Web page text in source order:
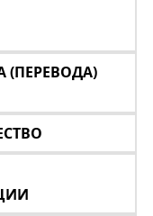
(ПЕРЕВОДА)